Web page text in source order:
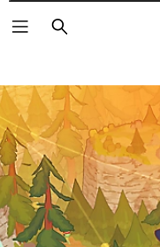
Rechercher